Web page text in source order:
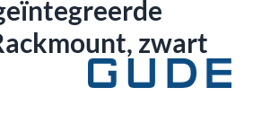
zwart